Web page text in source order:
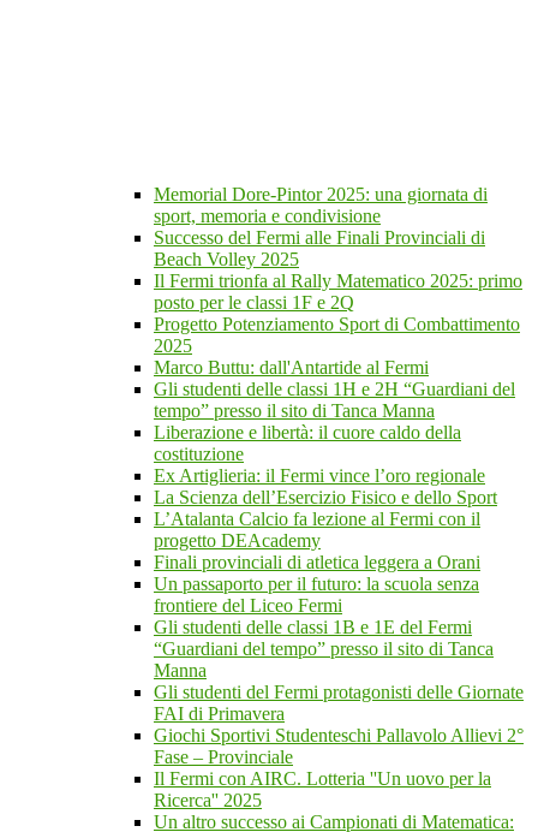
Memorial Dore-Pintor 2025: una giornata di
sport, memoria e condivisione
Successo del Fermi alle Finali Provinciali di
Beach Volley 2025
Il Fermi trionfa al Rally Matematico 2025: primo
posto per le classi 1F e 2Q
Progetto Potenziamento Sport di Combattimento
2025
Marco Buttu: dall'Antartide al Fermi
Gli studenti delle classi 1H e 2H “Guardiani del
tempo” presso il sito di Tanca Manna
Liberazione e libertà: il cuore caldo della
costituzione
Ex Artiglieria: il Fermi vince l’oro regionale
La Scienza dell’Esercizio Fisico e dello Sport
L’Atalanta Calcio fa lezione al Fermi con il
progetto DEAcademy
Finali provinciali di atletica leggera a Orani
Un passaporto per il futuro: la scuola senza
frontiere del Liceo Fermi
Gli studenti delle classi 1B e 1E del Fermi
“Guardiani del tempo” presso il sito di Tanca
Manna
Gli studenti del Fermi protagonisti delle Giornate
FAI di Primavera
Giochi Sportivi Studenteschi Pallavolo Allievi 2°
Fase – Provinciale
Il Fermi con AIRC. Lotteria ''Un uovo per la
Ricerca'' 2025
Un altro successo ai Campionati di Matematica: